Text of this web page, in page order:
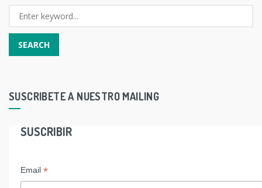
SUSCRIBETE A NUESTRO MAILING
SUSCRIBIR
Email *